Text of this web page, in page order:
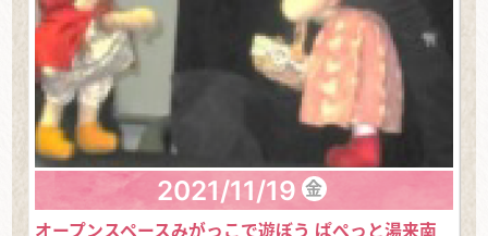
2021/11/19 金
オープンスペースみがっこで遊ぼう ぱぺっと湯来南